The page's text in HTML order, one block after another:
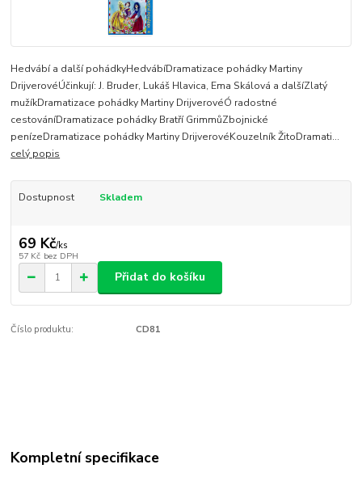
Hedvábí a další pohádkyHedvábíDramatizace pohádky Martiny
DrijverovéÚčinkují: J. Bruder, Lukáš Hlavica, Ema Skálová a dalšíZlatý
mužíkDramatizace pohádky Martiny DrijverovéÓ radostné
cestováníDramatizace pohádky Bratří GrimmůZbojnické
penízeDramatizace pohádky Martiny DrijverovéKouzelník ŽitoDramati...
celý popis
Dostupnost Skladem
69 Kč/ks
57 Kč bez DPH
Přidat do košíku
Číslo produktu: CD81
Kompletní specifikace